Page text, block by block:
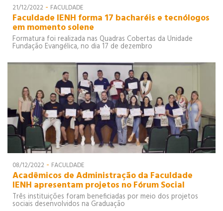
21/12/2022 - FACULDADE
Faculdade IENH forma 17 bacharéis e tecnólogos
em momento solene
Formatura foi realizada nas Quadras Cobertas da Unidade
Fundação Evangélica, no dia 17 de dezembro
08/12/2022 - FACULDADE
Acadêmicos de Administração da Faculdade
IENH apresentam projetos no Fórum Social
Três instituições foram beneficiadas por meio dos projetos
sociais desenvolvidos na Graduação